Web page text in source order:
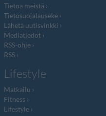
Tietoa meistä
Tietosuojalauseke
Lähetä uutisvinkki
Mediatiedot
RSS-ohje
RSS
Lifestyle
Matkailu
Fitness
Lifestyle